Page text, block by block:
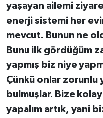
yaşayan ailemi
enerji sistemi her
mevcut. Bunun ne
Bunu ilk gördüğüm
yapmış biz niye
Çünkü onlar zorunlu
bulmuşlar. Bize
yapalım artık, yani